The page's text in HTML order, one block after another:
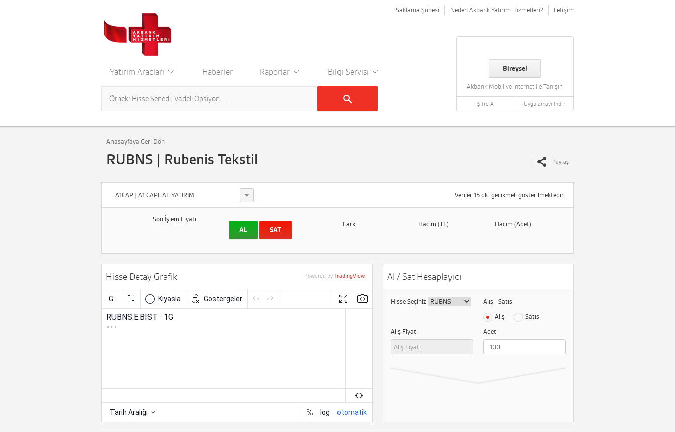
Saklama Şubesi Neden Akbank Yatırım Hizmetleri? İletişim
Bireysel
Akbank Mobil ve İnternet ile Tanışın
Şifre Al Uygulamayı İndir
Yatırım Araçları Haberler Raporlar Bilgi Servisi
Anasayfaya Geri Dön
RUBNS | Rubenis Tekstil Paylaş
A1CAP | A1 CAPITAL YATIRIM Veriler 15 dk. gecikmeli gösterilmektedir.
Son İşlem Fiyatı
AL SAT
Fark Hacim (TL) Hacim (Adet)
Hisse Detay Grafik Powered by TradingView Al / Sat Hesaplayıcı
Hisse Seçiniz
Alış - Satış
Alış
Satış
Alış Fiyatı
Adet